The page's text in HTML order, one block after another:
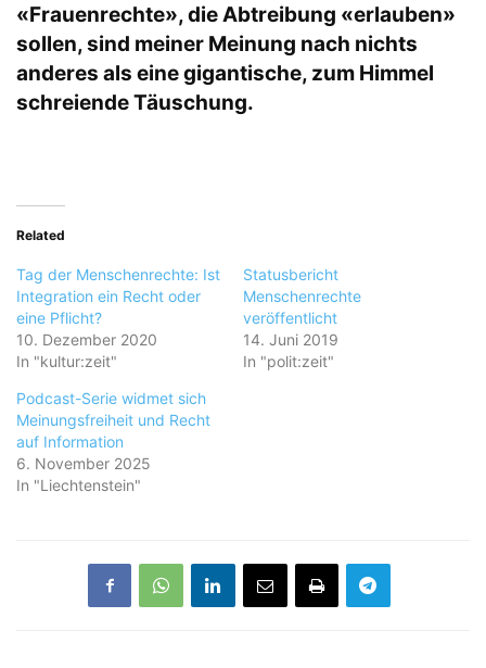
«Frauenrechte», die Abtreibung «erlauben»
sollen, sind meiner Meinung nach nichts
anderes als eine gigantische, zum Himmel
schreiende Täuschung.
Related
Tag der Menschenrechte: Ist
Integration ein Recht oder
eine Pflicht?
10. Dezember 2020
In "kultur:zeit"
Statusbericht
Menschenrechte
veröffentlicht
14. Juni 2019
In "polit:zeit"
Podcast-Serie widmet sich
Meinungsfreiheit und Recht
auf Information
6. November 2025
In "Liechtenstein"